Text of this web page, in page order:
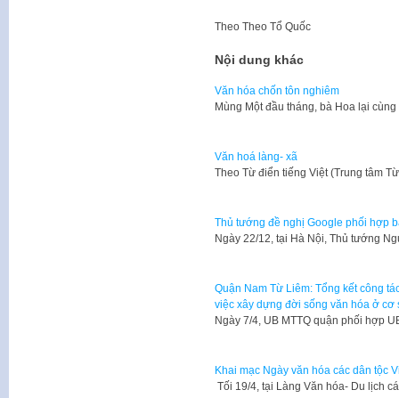
Theo Theo Tổ Quốc
Nội dung khác
Văn hóa chốn tôn nghiêm
Mùng Một đầu tháng, bà Hoa lại
Văn hoá làng- xã
​Theo Từ điển tiếng Việt (Trung tâm
Thủ tướng đề nghị Google phối hợp
Ngày 22/12, tại Hà Nội, Thủ tướng
Quận Nam Từ Liêm: Tổng kết công
việc xây dựng đời sống văn hóa ở cơ
Ngày 7/4, UB MTTQ quận phối hợp
Khai mạc Ngày văn hóa các dân tộc
Tối 19/4, tại Làng Văn hóa- Du lịch